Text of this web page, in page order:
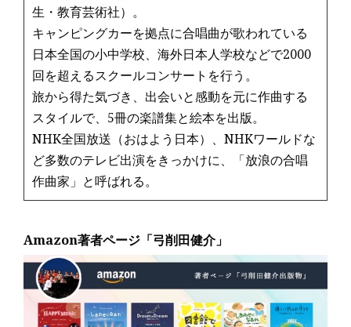
生・教育芸術社）。
キャンピングカーを拠点に合唱曲が歌われている
日本全国の小中学校、海外日本人学校などで2000
回を超えるスクールコンサートを行う。
旅から得た気づき、出会いと感動を元に作曲する
スタイルで、5冊の楽譜集と絵本を出版。
NHK全国放送（おはよう日本）、NHKワールドな
ど多数のテレビ出演をきっかけに、「放浪の合唱
作曲家」と呼ばれる。
Amazon著者ページ「弓削田健介」